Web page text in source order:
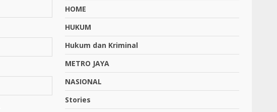
HOME
HUKUM
Hukum dan Kriminal
METRO JAYA
NASIONAL
Stories